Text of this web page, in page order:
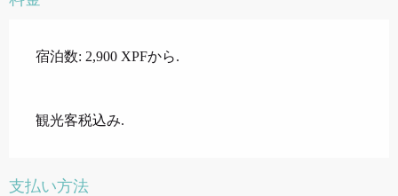
宿泊数: 2,900 XPFから.
観光客税込み.
支払い方法